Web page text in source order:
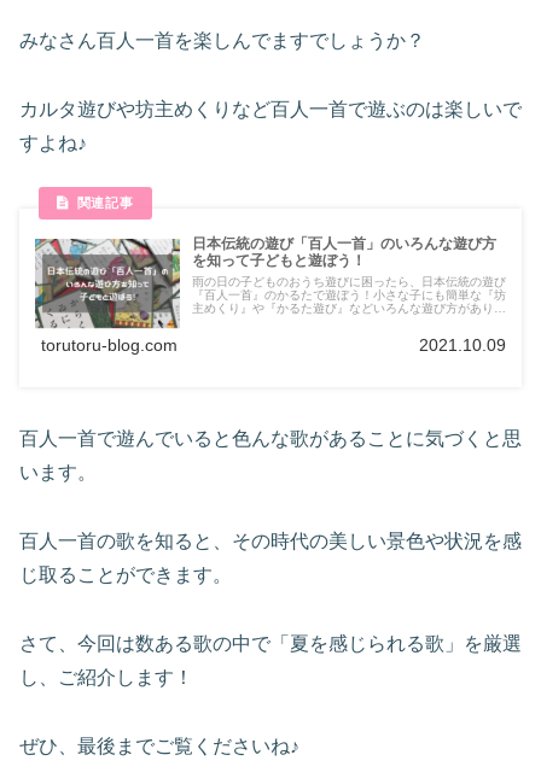
みなさん百人一首を楽しんでますでしょうか？
カルタ遊びや坊主めくりなど百人一首で遊ぶのは楽しいで
すよね♪
日本伝統の遊び「百人一首」のいろんな遊び方
を知って子どもと遊ぼう！
雨の日の子どものおうち遊びに困ったら、日本伝統の遊び
『百人一首』のかるたで遊ぼう！小さな子にも簡単な『坊
主めくり』や『かるた遊び』などいろんな遊び方があり、
torutoru-blog.com 2021.10.09
百人一首で遊んでいると色んな歌があることに気づくと思
います。
百人一首の歌を知ると、その時代の美しい景色や状況を感
じ取ることができます。
さて、今回は数ある歌の中で「夏を感じられる歌」を厳選
し、ご紹介します！
ぜひ、最後までご覧くださいね♪